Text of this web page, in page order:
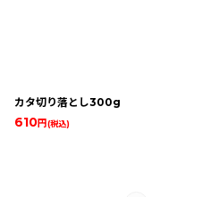
カタ切り落とし300g
610円(税込)